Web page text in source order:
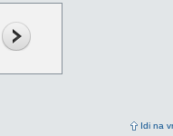
Idi na